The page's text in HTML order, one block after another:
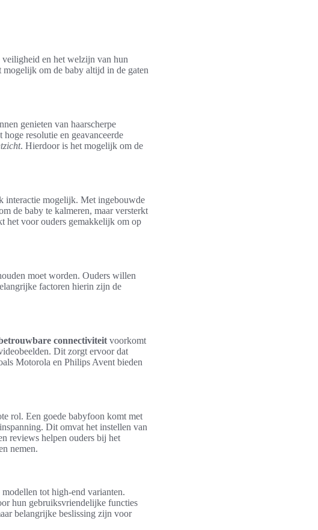
en het welzijn van hun
mogelijk om de baby altijd in de gaten
genieten van haarscherpe
resolutie en geavanceerde
. Hierdoor is het mogelijk om de
interactie mogelijk. Met ingebouwde
de baby te kalmeren, maar versterkt
het voor ouders gemakkelijk om op
moet worden. Ouders willen
factoren hierin zijn de
connectiviteit voorkomt
Dit zorgt ervoor dat
Motorola en Philips Avent bieden
rol. Een goede babyfoon komt met
Dit omvat het instellen van
reviews helpen ouders bij het
nemen.
tot high-end varianten.
hun gebruiksvriendelijke functies
belangrijke beslissing zijn voor